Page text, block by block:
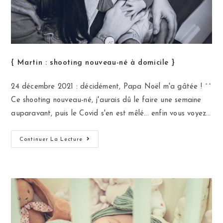
{ Martin : shooting nouveau-né à domicile }
24 décembre 2021 : décidément, Papa Noël m'a gâtée ! ^^
Ce shooting nouveau-né, j'aurais dû le faire une semaine
auparavant, puis le Covid s'en est mêlé... enfin vous voyez…
Continuer La Lecture